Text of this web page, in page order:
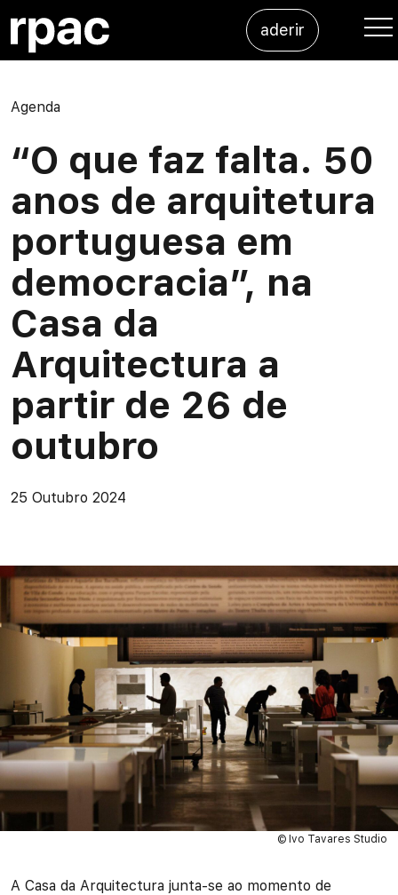
aderir
Agenda
“O que faz falta. 50
anos de arquitetura
portuguesa em
democracia”, na
Casa da
Arquitectura a
partir de 26 de
outubro
25 Outubro 2024
© Ivo Tavares Studio
A Casa da Arquitectura junta-se ao momento de